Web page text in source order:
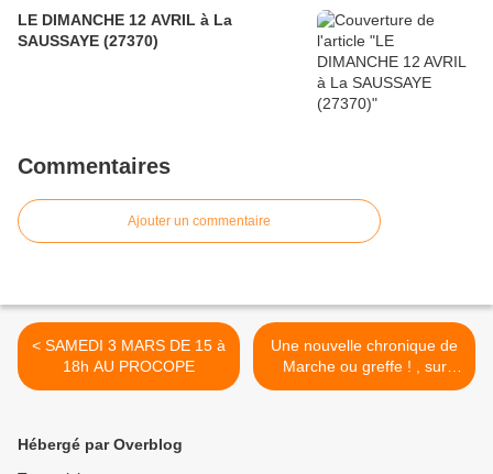
LE DIMANCHE 12 AVRIL à La
SAUSSAYE (27370)
Commentaires
Ajouter un commentaire
< SAMEDI 3 MARS DE 15 à
18h AU PROCOPE
Une nouvelle chronique de
Marche ou greffe ! , sur
polarmaniaque >
Hébergé par Overblog